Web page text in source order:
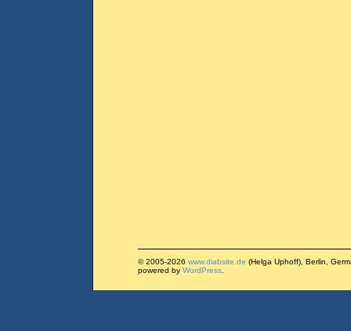
© 2005-2026 www.diabsite.de (Helga Uphoff), Berlin,
powered by WordPress.